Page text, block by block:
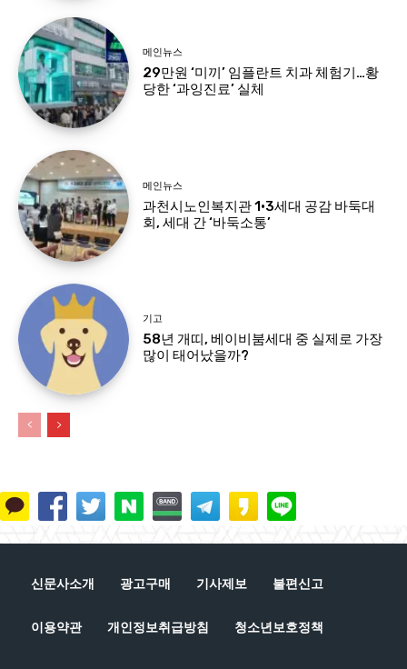
메인뉴스
29만원 ‘미끼’ 임플란트 치과 체험기…황
당한 ‘과잉진료’ 실체
메인뉴스
과천시노인복지관 1·3세대 공감 바둑대
회, 세대 간 ‘바둑소통’
기고
58년 개띠, 베이비붐세대 중 실제로 가장
많이 태어났을까?
신문사소개 광고구매 기사제보 불편신고
이용약관 개인정보취급방침 청소년보호정책